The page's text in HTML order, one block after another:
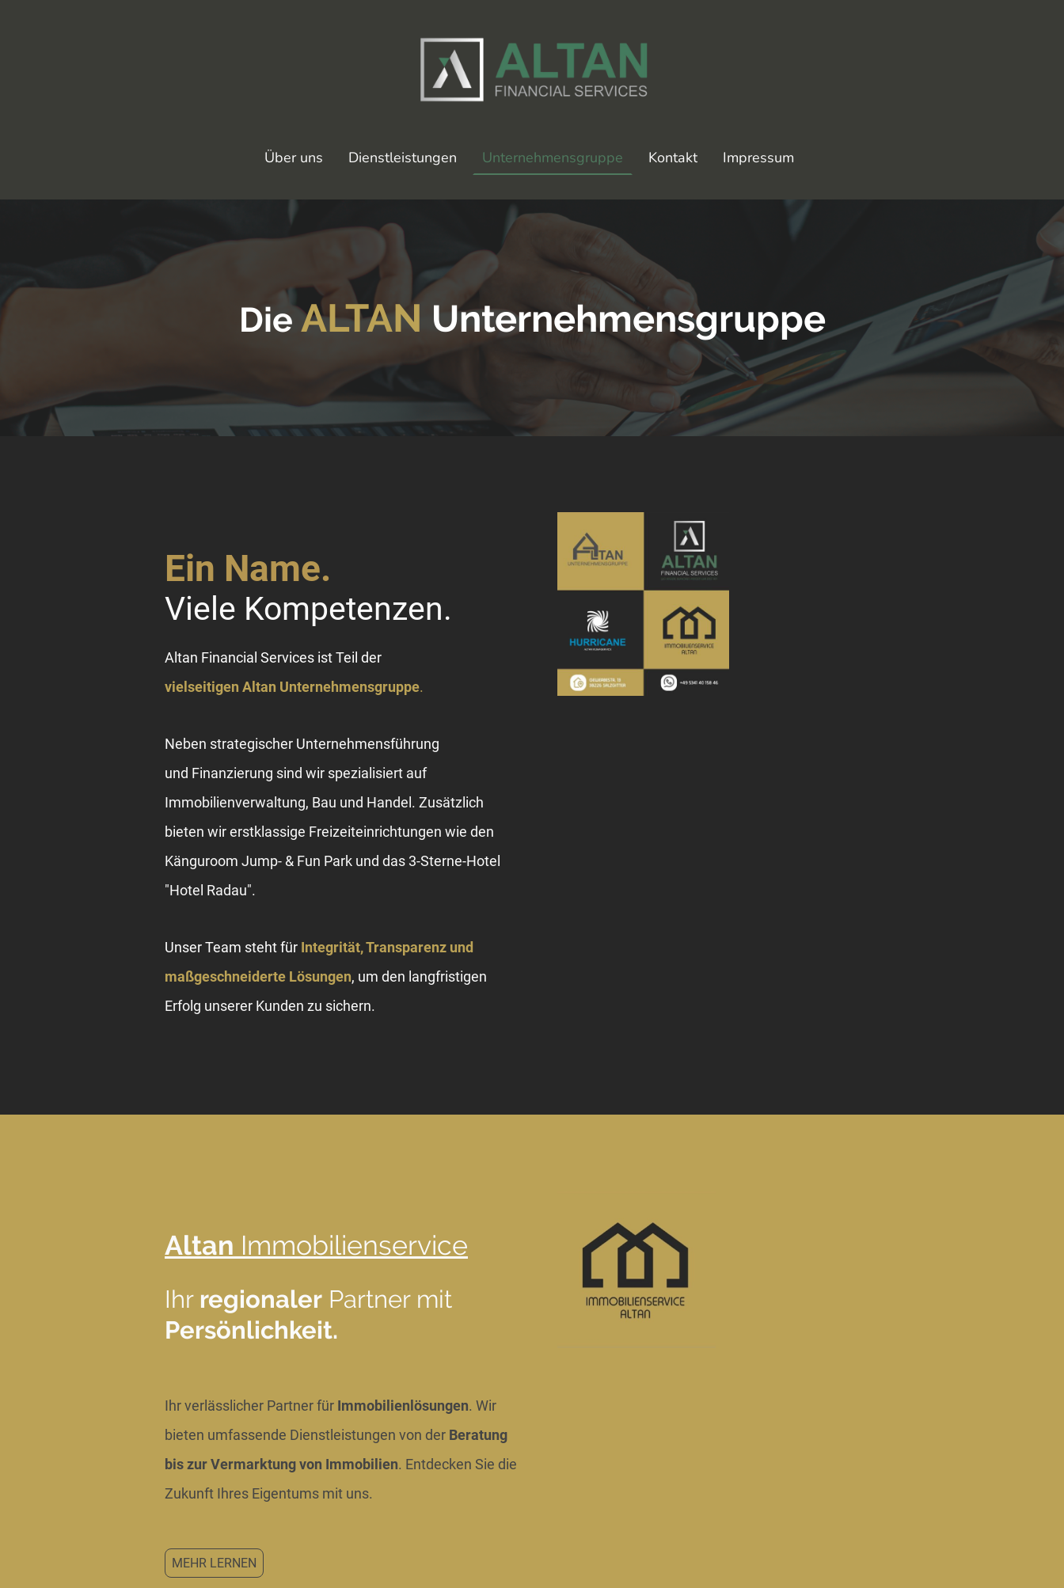
Über uns Dienstleistungen Unternehmensgruppe Kontakt Impressum
Die ALTAN Unternehmensgruppe
Ein Name.
Viele Kompetenzen.
Altan Financial Services ist Teil der
vielseitigen Altan Unternehmensgruppe.
Neben strategischer Unternehmensführung
und Finanzierung sind wir spezialisiert auf
Immobilienverwaltung, Bau und Handel. Zusätzlich
bieten wir erstklassige Freizeiteinrichtungen wie den
Känguroom Jump- & Fun Park und das 3-Sterne-Hotel
"Hotel Radau".
Unser Team steht für Integrität, Transparenz und
maßgeschneiderte Lösungen, um den langfristigen
Erfolg unserer Kunden zu sichern.
Altan Immobilienservice
Ihr regionaler Partner mit
Persönlichkeit.
Ihr verlässlicher Partner für Immobilienlösungen. Wir
bieten umfassende Dienstleistungen von der Beratung
bis zur Vermarktung von Immobilien. Entdecken Sie die
Zukunft Ihres Eigentums mit uns.
MEHR LERNEN